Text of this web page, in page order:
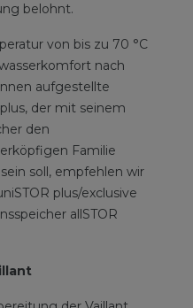
belohnt.
von bis zu 70 °C
nach
aufgestellte
der mit seinem
den
Familie
soll, empfehlen wir
plus/exclusive
allSTOR